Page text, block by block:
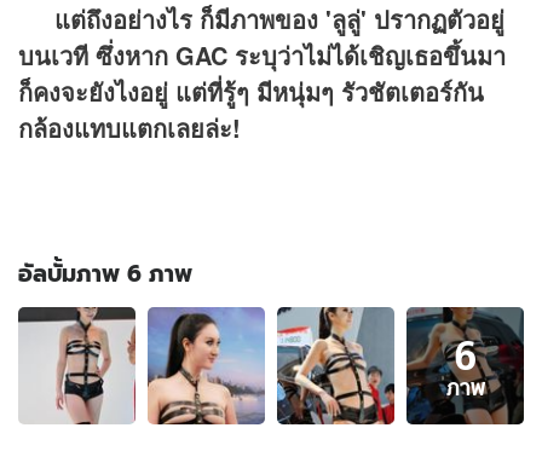
แต่ถึงอย่างไร ก็มีภาพของ 'ลูลู่' ปรากฏตัวอยู่
บนเวที ซึ่งหาก GAC ระบุว่าไม่ได้เชิญเธอขึ้นมา
ก็คงจะยังไงอยู่ แต่ที่รู้ๆ มีหนุ่มๆ รัวชัตเตอร์กัน
กล้องแทบแตกเลยล่ะ!
อัลบั้มภาพ 6 ภาพ
อัลบั้ม
ของ
6
ภาพ